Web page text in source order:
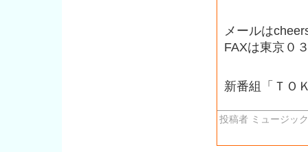
メールは
FAXは東京０
新番組「ＴＯ
投稿者 ミュージッ